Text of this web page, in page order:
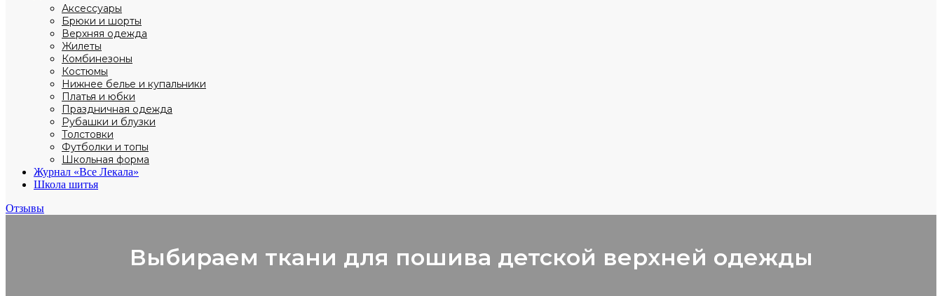
Аксессуары
Брюки и шорты
Верхняя одежда
Жилеты
Комбинезоны
Костюмы
Нижнее белье и купальники
Платья и юбки
Праздничная одежда
Рубашки и блузки
Толстовки
Футболки и топы
Школьная форма
Журнал «Все Лекала»
Школа шитья
Отзывы
Выбираем ткани для пошива детской верхней одежды